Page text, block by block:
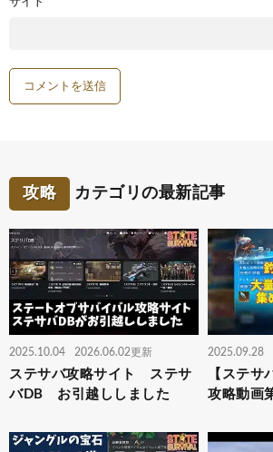
攻略 カテゴリの最新記事
2025.10.04 2026.06.02更新
ステサバ攻略サイト ステサ
バDB お引越ししました
2025.09.28
【ステサ
攻略動画